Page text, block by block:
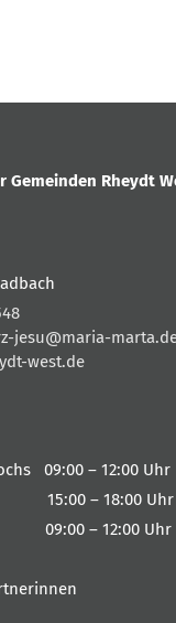
Gemeinden Rheydt
jesu@maria-
west.de
09:00 – 12:00 Uhr
– 18:00 Uhr
– 12:00 Uhr